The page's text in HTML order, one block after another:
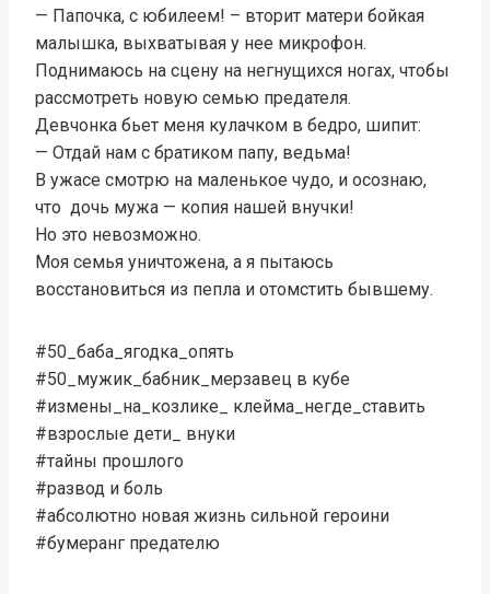
— Папочка, с юбилеем! – вторит матери бойкая
малышка, выхватывая у нее микрофон.
Поднимаюсь на сцену на негнущихся ногах, чтобы
рассмотреть новую семью предателя.
Девчонка бьет меня кулачком в бедро, шипит:
— Отдай нам с братиком папу, ведьма!
В ужасе смотрю на маленькое чудо, и осознаю,
что дочь мужа — копия нашей внучки!
Но это невозможно.
Моя семья уничтожена, а я пытаюсь
восстановиться из пепла и отомстить бывшему.
#50_баба_ягодка_опять
#50_мужик_бабник_мерзавец в кубе
#измены_на_козлике_ клейма_негде_ставить
#взрослые дети_ внуки
#тайны прошлого
#развод и боль
#абсолютно новая жизнь сильной героини
#бумеранг предателю